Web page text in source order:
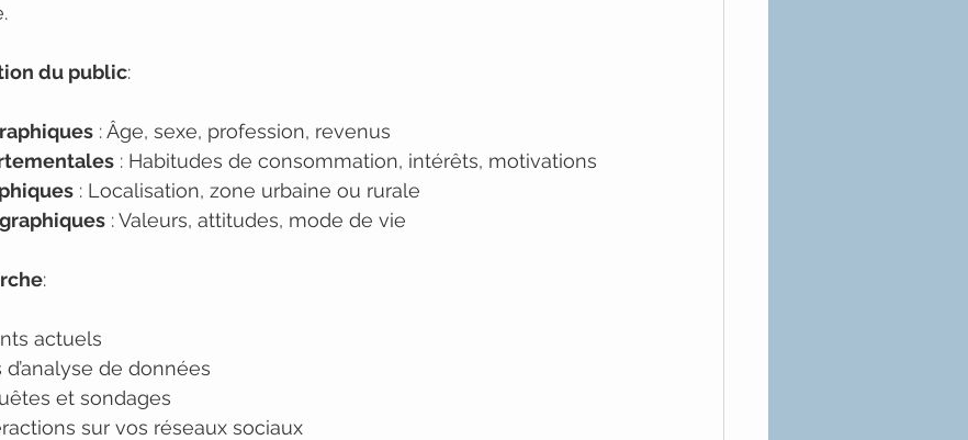
du public:
: Âge, sexe, profession, revenus
: Habitudes de consommation, intérêts, motivations
: Localisation, zone urbaine ou rurale
: Valeurs, attitudes, mode de vie
:
actuels
de données
et sondages
sur vos réseaux sociaux